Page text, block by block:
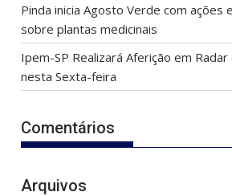
Pinda inicia Agosto Verde com ações
sobre plantas medicinais
Ipem-SP Realizará Aferição em Radar
nesta Sexta-feira
Comentários
Arquivos